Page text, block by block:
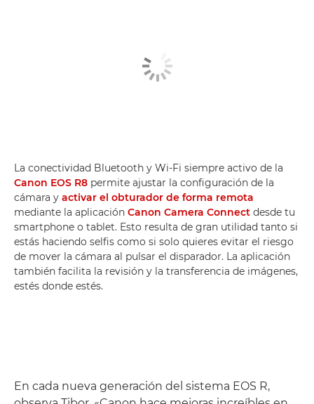
La conectividad Bluetooth y Wi-Fi siempre activo de la
Canon EOS R8 permite ajustar la configuración de la
cámara y activar el obturador de forma remota
mediante la aplicación Canon Camera Connect desde tu
smartphone o tablet. Esto resulta de gran utilidad tanto si
estás haciendo selfis como si solo quieres evitar el riesgo
de mover la cámara al pulsar el disparador. La aplicación
también facilita la revisión y la transferencia de imágenes,
estés donde estés.
En cada nueva generación del sistema EOS R,